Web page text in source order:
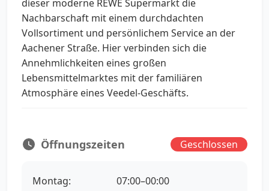
dieser moderne REWE Supermarkt die
Nachbarschaft mit einem durchdachten
Vollsortiment und persönlichem Service an der
Aachener Straße. Hier verbinden sich die
Annehmlichkeiten eines großen
Lebensmittelmarktes mit der familiären
Atmosphäre eines Veedel-Geschäfts.
Öffnungszeiten Geschlossen
Montag:
07:00–00:00